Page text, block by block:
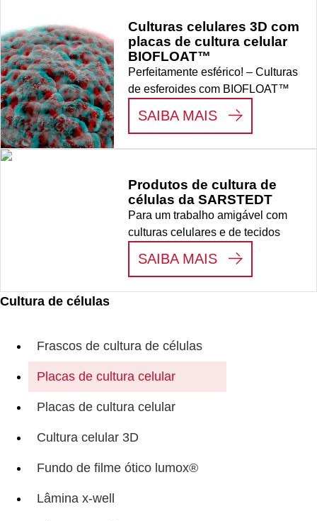
Cultura de células
Frascos de cultura de células
Placas de cultura celular
Placas de cultura celular
Cultura celular 3D
Fundo de filme ótico lumox®
Lâmina x-well
Culturas celulares 3D com
placas de cultura celular
BIOFLOAT™
Perfeitamente esférico! – Culturas
de esferoides com BIOFLOAT™
SAIBA MAIS: CULTURAS
Produtos de cultura de
células da SARSTEDT
Para um trabalho amigável com
culturas celulares e de tecidos
SAIBA MAIS: PRODUTOS